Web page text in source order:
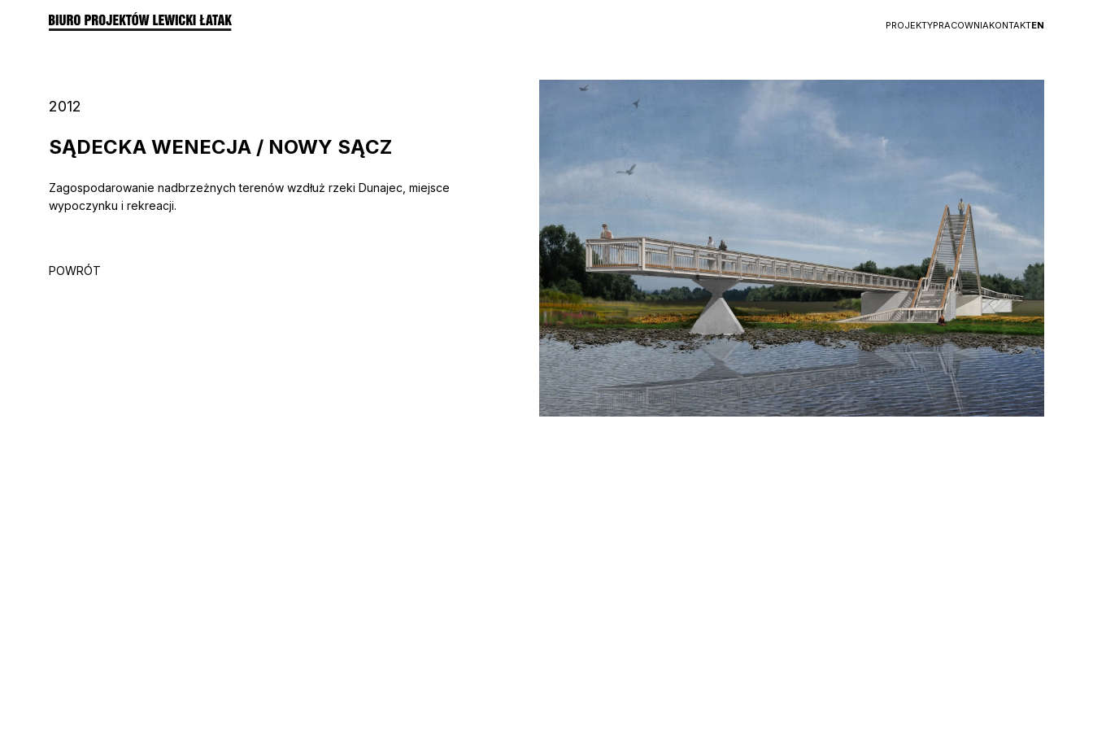
PROJEKTYPRACOWNIAKONTAKTEN
2012
SĄDECKA WENECJA / NOWY SĄCZ
Zagospodarowanie nadbrzeżnych terenów wzdłuż rzeki Dunajec, miejsce
wypoczynku i rekreacji.
POWRÓT